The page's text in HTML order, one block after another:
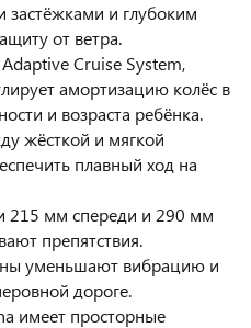
и глубоким
от ветра.
Cruise System,
амортизацию колёс в
и возраста ребёнка.
жёсткой и мягкой
плавный ход на
215 мм спереди и 290 мм
препятствия.
уменьшают вибрацию и
дороге.
имеет просторные